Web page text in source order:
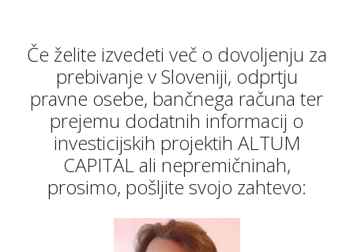
Če želite izvedeti več o dovoljenju za
prebivanje v Sloveniji, odprtju
pravne osebe, bančnega računa ter
prejemu dodatnih informacij o
investicijskih projektih ALTUM
CAPITAL ali nepremičninah,
prosimo, pošljite svojo zahtevo: